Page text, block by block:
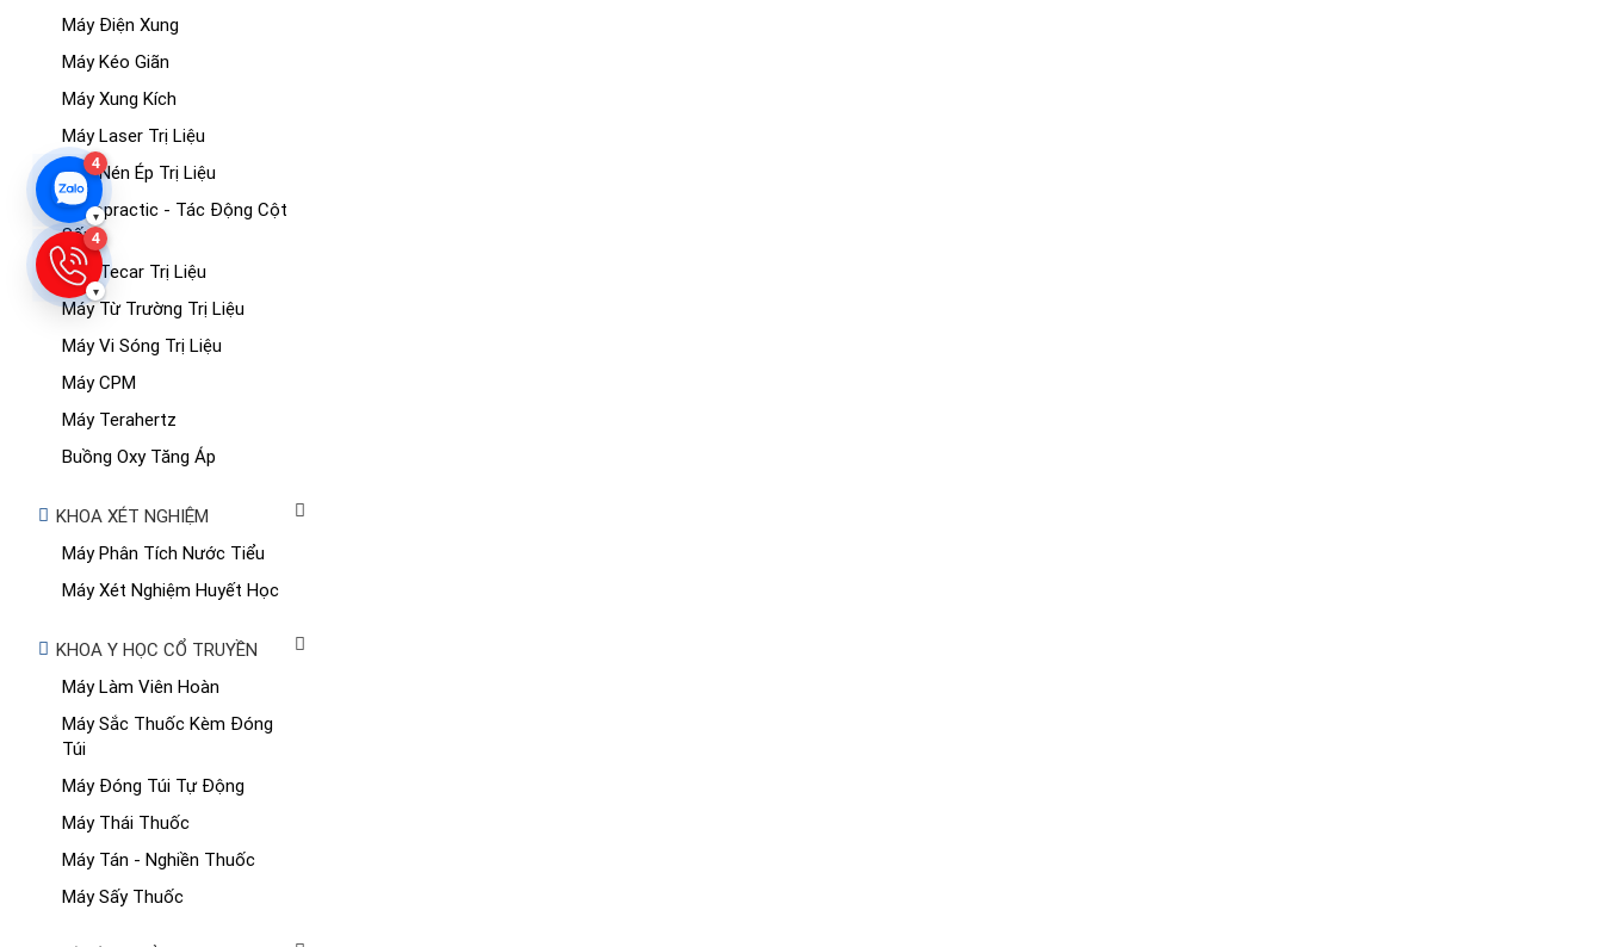
Máy Điện Xung
Máy Kéo Giãn
Máy Xung Kích
Máy Laser Trị Liệu
Máy Nén Ép Trị Liệu
Chiropractic - Tác Động Cột
Sống
Máy Tecar Trị Liệu
Máy Từ Trường Trị Liệu
Máy Vi Sóng Trị Liệu
Máy CPM
Máy Terahertz
Buồng Oxy Tăng Áp
KHOA XÉT NGHIỆM
Máy Phân Tích Nước Tiểu
Máy Xét Nghiệm Huyết Học
KHOA Y HỌC CỔ TRUYỀN
Máy Làm Viên Hoàn
Máy Sắc Thuốc Kèm Đóng
Túi
Máy Đóng Túi Tự Động
Máy Thái Thuốc
Máy Tán - Nghiền Thuốc
Máy Sấy Thuốc
4
▾
4
▾